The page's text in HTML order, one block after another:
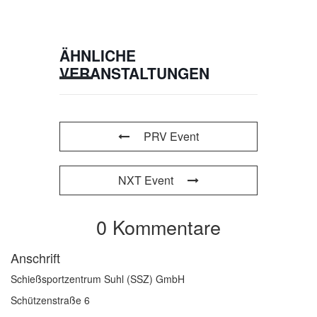
ÄHNLICHE
VERANSTALTUNGEN
PRV Event
NXT Event
0 Kommentare
Anschrift
Schießsportzentrum Suhl (SSZ) GmbH
Schützenstraße 6